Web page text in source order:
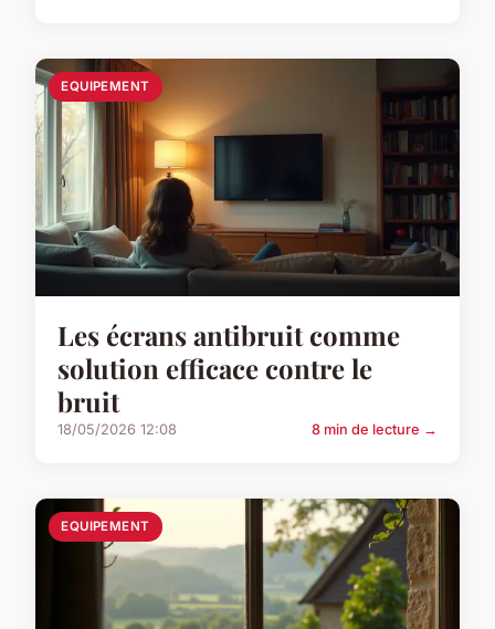
EQUIPEMENT
Les écrans antibruit comme
solution efficace contre le
bruit
18/05/2026 12:08 8 min de lecture →
EQUIPEMENT